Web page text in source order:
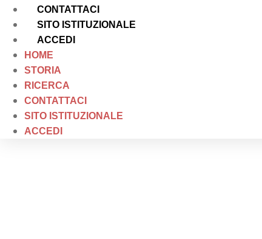
CONTATTACI
SITO ISTITUZIONALE
ACCEDI
HOME
STORIA
RICERCA
CONTATTACI
SITO ISTITUZIONALE
ACCEDI